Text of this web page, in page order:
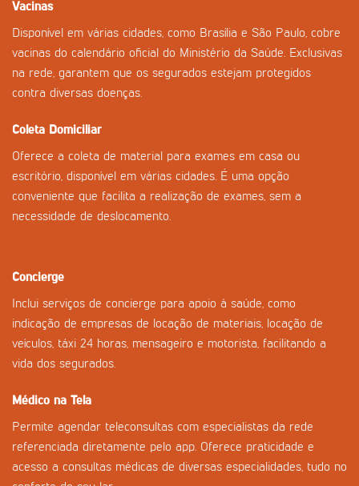
Vacinas
Disponível em várias cidades, como Brasília e São Paulo, cobre
vacinas do calendário oficial do Ministério da Saúde. Exclusivas
na rede, garantem que os segurados estejam protegidos
contra diversas doenças.
Coleta Domiciliar
Oferece a coleta de material para exames em casa ou
escritório, disponível em várias cidades. É uma opção
conveniente que facilita a realização de exames, sem a
necessidade de deslocamento.
Concierge
Inclui serviços de concierge para apoio à saúde, como
indicação de empresas de locação de materiais, locação de
veículos, táxi 24 horas, mensageiro e motorista, facilitando a
vida dos segurados.
Médico na Tela
Permite agendar teleconsultas com especialistas da rede
referenciada diretamente pelo app. Oferece praticidade e
acesso a consultas médicas de diversas especialidades, tudo no